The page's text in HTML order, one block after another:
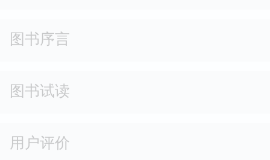
图书序言
图书试读
用户评价